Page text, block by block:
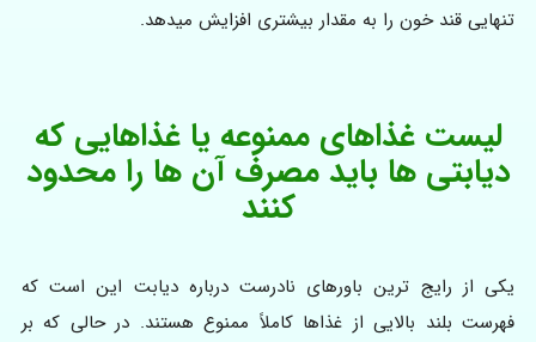
تنهایی قند خون را به مقدار بیشتری افزایش میدهد.
لیست غذاهای ممنوعه یا غذاهایی که
دیابتی‌ ها باید مصرف آن‌ ها را محدود
کنند
یکی از رایج‌ ترین باورهای نادرست درباره دیابت این است که
فهرست بلند بالایی از غذاها کاملاً ممنوع هستند. در حالی که بر